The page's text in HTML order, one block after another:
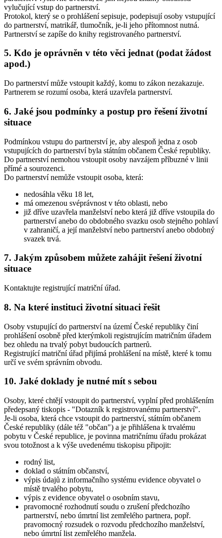
vylučující vstup do partnerství.
Protokol, který se o prohlášení sepisuje, podepisují osoby vstupující
do partnerství, matrikář, tlumočník, je-li jeho přítomnost nutná.
Partnerství se zapíše do knihy registrovaného partnerství.
5. Kdo je oprávněn v této věci jednat (podat žádost
apod.)
Do partnerství může vstoupit každý, komu to zákon nezakazuje.
Partnerem se rozumí osoba, která uzavřela partnerství.
6. Jaké jsou podmínky a postup pro řešení životní
situace
Podmínkou vstupu do partnerství je, aby alespoň jedna z osob
vstupujících do partnerství byla státním občanem České republiky.
Do partnerství nemohou vstoupit osoby navzájem příbuzné v linii
přímé a sourozenci.
Do partnerství nemůže vstoupit osoba, která:
nedosáhla věku 18 let,
má omezenou svéprávnost v této oblasti, nebo
již dříve uzavřela manželství nebo která již dříve vstoupila do
partnerství anebo do obdobného svazku osob stejného pohlaví
v zahraničí, a její manželství nebo partnerství anebo obdobný
svazek trvá.
7. Jakým způsobem můžete zahájit řešení životní
situace
Kontaktujte registrující matriční úřad.
8. Na které instituci životní situaci řešit
Osoby vstupující do partnerství na území České republiky činí
prohlášení osobně před kterýmkoli registrujícím matričním úřadem
bez ohledu na trvalý pobyt budoucích partnerů.
Registrující matriční úřad přijímá prohlášení na místě, které k tomu
určí ve svém správním obvodu.
10. Jaké doklady je nutné mít s sebou
Osoby, které chtějí vstoupit do partnerství, vyplní před prohlášením
předepsaný tiskopis - "Dotazník k registrovanému partnerství".
Je-li osoba, která chce vstoupit do partnerství, státním občanem
České republiky (dále též "občan") a je přihlášena k trvalému
pobytu v České republice, je povinna matričnímu úřadu prokázat
svou totožnost a k výše uvedenému tiskopisu připojit:
rodný list,
doklad o státním občanství,
výpis údajů z informačního systému evidence obyvatel o
místě trvalého pobytu,
výpis z evidence obyvatel o osobním stavu,
pravomocné rozhodnutí soudu o zrušení předchozího
partnerství, nebo úmrtní list zemřelého partnera, popř.
pravomocný rozsudek o rozvodu předchozího manželství,
nebo úmrtní list zemřelého manžela.